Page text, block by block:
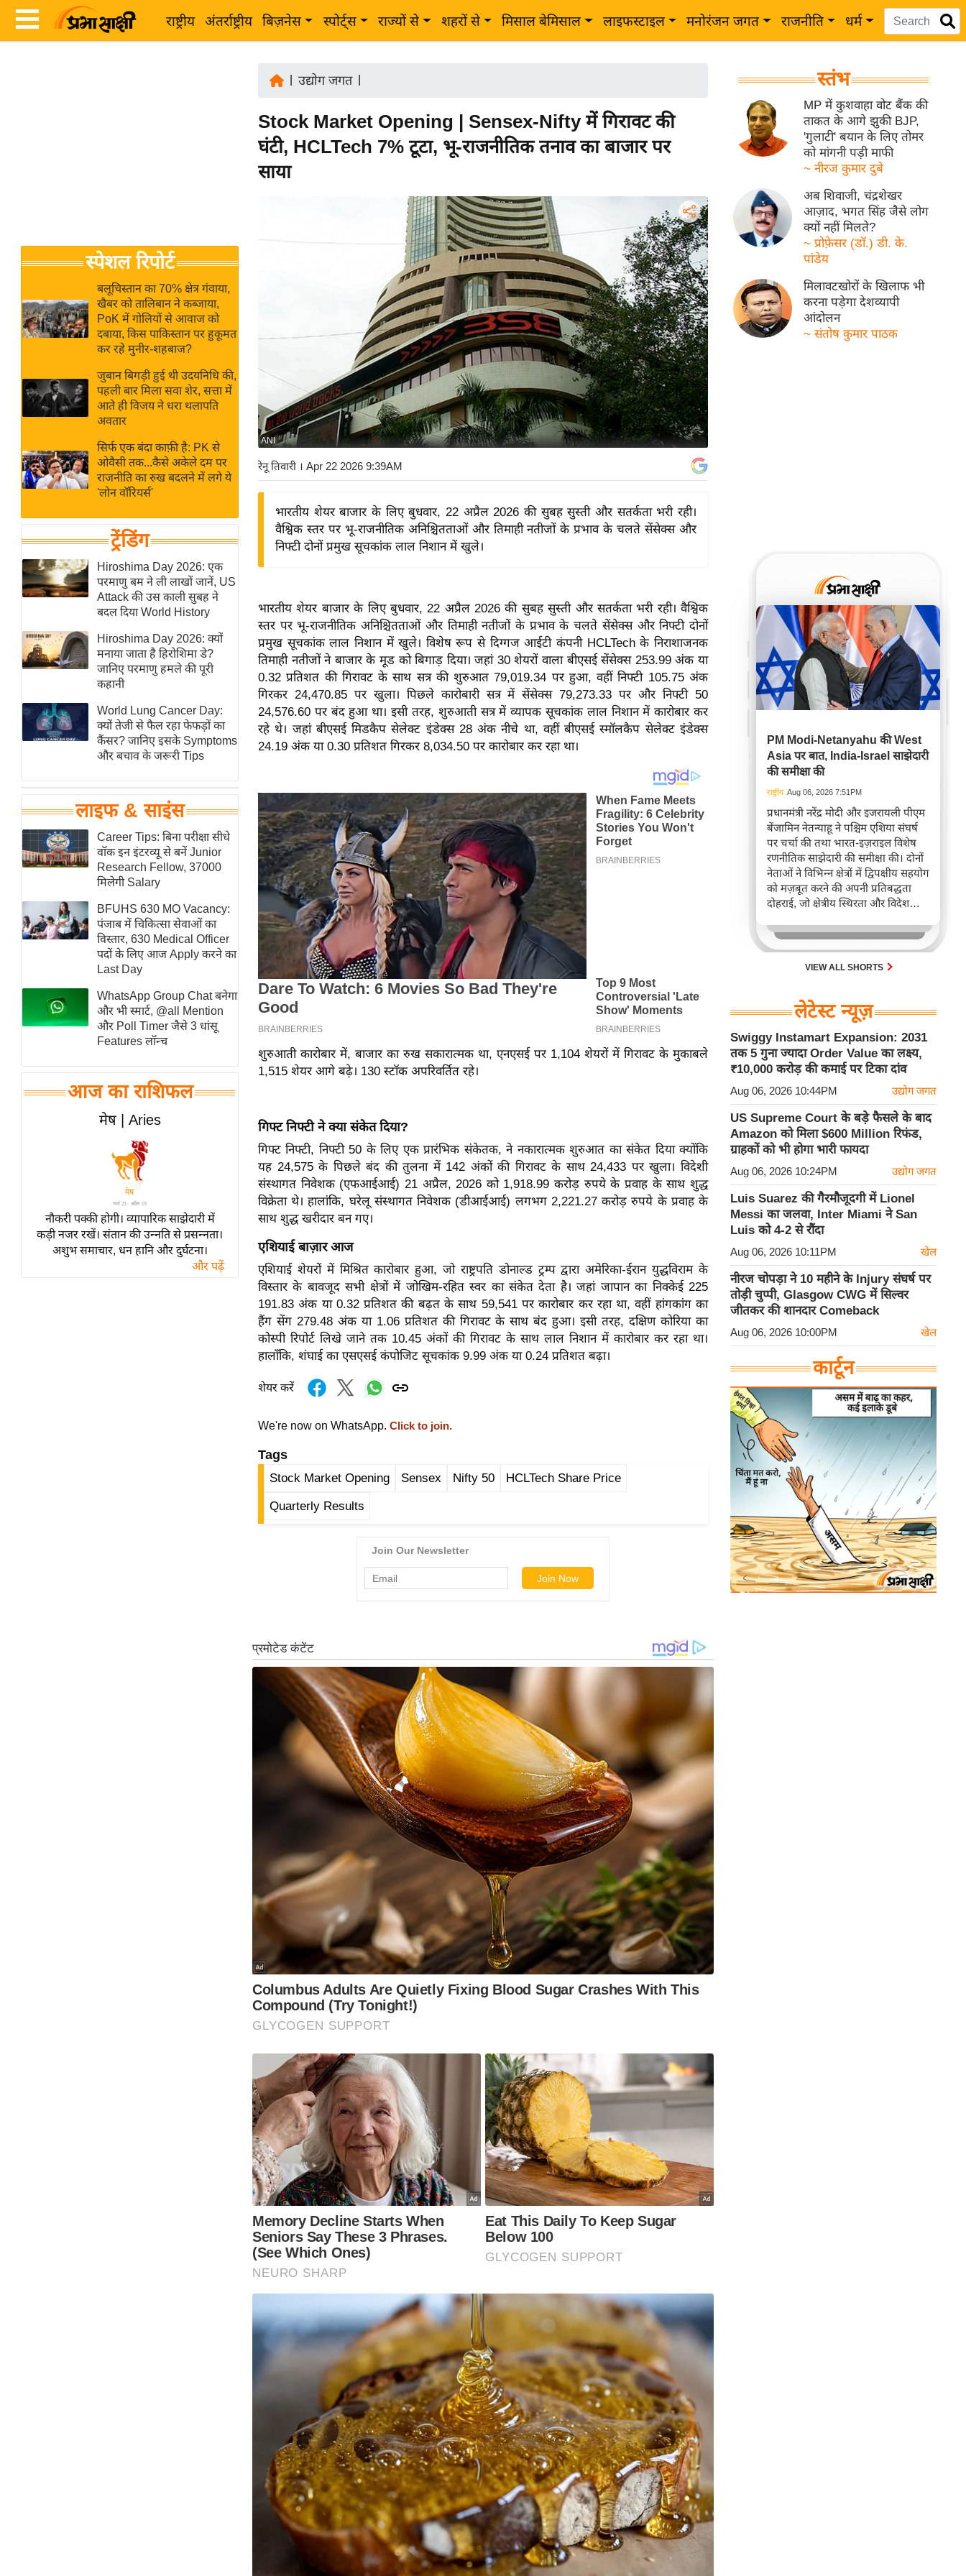
राष्ट्रीय अंतर्राष्ट्रीय बिज़नेस स्पोर्ट्स राज्यों से शहरों से मिसाल बेमिसाल लाइफस्टाइल मनोरंजन जगत राजनीति धर्म
Breaking
News in
Hindi
Hindi
Videos
जगत
राय
बजट
IPL
2026
ई-पेपर
मिसाल बेमिसाल
शख्सियत
यंग इंडिया
साहित्य जगत
ऑटो वर्ल्ड
न्यूज ब्रीफ
मनोरंजन जगत
बॉलीवुड
हॉलीवुड
फिल्म समीक्षा
News
लाइफस्टाइल
टेक्नॉलॉजी
ब्यूटी/फैशन
घरेलू नुस्खे
पर्यटन स्थल
फिटनेस मंत्रा
रिलेशनशिप
विश्लेषण
समसामयिक
मातृभूमि
स्तंभ
एम.
आर.
चाय पर
समीक्षा
व्रत
त्योहार
राशिफल
विशेष
स्पेशल रिपोर्ट
बलूचिस्तान का 70% क्षेत्र गंवाया,
खैबर को तालिबान ने कब्जाया,
PoK में गोलियों से आवाज को
दबाया, किस पाकिस्तान पर हुकूमत
कर रहे मुनीर-शहबाज?
जुबान बिगड़ी हुई थी उदयनिधि की,
पहली बार मिला सवा शेर, सत्ता में
आते ही विजय ने धरा थलापति
अवतार
सिर्फ एक बंदा काफ़ी है: PK से
ओवैसी तक...कैसे अकेले दम पर
राजनीति का रुख बदलने में लगे ये
'लोन वॉरियर्स'
ट्रेंडिंग
Hiroshima Day 2026: एक
परमाणु बम ने ली लाखों जानें, US
Attack की उस काली सुबह ने
बदल दिया World History
Hiroshima Day 2026: क्यों
मनाया जाता है हिरोशिमा डे?
जानिए परमाणु हमले की पूरी
कहानी
World Lung Cancer Day:
क्यों तेजी से फैल रहा फेफड़ों का
कैंसर? जानिए इसके Symptoms
और बचाव के जरूरी Tips
लाइफ & साइंस
Career Tips: बिना परीक्षा सीधे
वॉक इन इंटरव्यू से बनें Junior
Research Fellow, 37000
मिलेगी Salary
BFUHS 630 MO Vacancy:
पंजाब में चिकित्सा सेवाओं का
विस्तार, 630 Medical Officer
पदों के लिए आज Apply करने का
Last Day
WhatsApp Group Chat बनेगा
और भी स्मार्ट, @all Mention
और Poll Timer जैसे 3 धांसू
Features लॉन्च
आज का राशिफल
मेष | Aries
नौकरी पक्की होगी। व्यापारिक साझेदारी में
कड़ी नजर रखें। संतान की उन्नति से प्रसन्नता।
अशुभ समाचार, धन हानि और दुर्घटना।
और पढ़ें
उद्योग जगत|
Stock Market Opening | Sensex-Nifty में गिरावट की
घंटी, HCLTech 7% टूटा, भू-राजनीतिक तनाव का बाजार पर
साया
ANI
रेनू तिवारी । Apr 22 2026 9:39AM
भारतीय शेयर बाजार के लिए बुधवार, 22 अप्रैल 2026 की सुबह सुस्ती और सतर्कता भरी रही।
वैश्विक स्तर पर भू-राजनीतिक अनिश्चितताओं और तिमाही नतीजों के प्रभाव के चलते सेंसेक्स और
निफ्टी दोनों प्रमुख सूचकांक लाल निशान में खुले।
भारतीय शेयर बाजार के लिए बुधवार, 22 अप्रैल 2026 की सुबह सुस्ती और सतर्कता भरी रही। वैश्विक
स्तर पर भू-राजनीतिक अनिश्चितताओं और तिमाही नतीजों के प्रभाव के चलते सेंसेक्स और निफ्टी दोनों
प्रमुख सूचकांक लाल निशान में खुले। विशेष रूप से दिग्गज आईटी कंपनी HCLTech के निराशाजनक
तिमाही नतीजों ने बाजार के मूड को बिगाड़ दिया।जहां 30 शेयरों वाला बीएसई सेंसेक्स 253.99 अंक या
0.32 प्रतिशत की गिरावट के साथ सत्र की शुरुआत 79,019.34 पर हुआ, वहीं निफ्टी 105.75 अंक
गिरकर 24,470.85 पर खुला। पिछले कारोबारी सत्र में सेंसेक्स 79,273.33 पर और निफ्टी 50
24,576.60 पर बंद हुआ था। इसी तरह, शुरुआती सत्र में व्यापक सूचकांक लाल निशान में कारोबार कर
रहे थे। जहां बीएसई मिडकैप सेलेक्ट इंडेक्स 28 अंक नीचे था, वहीं बीएसई स्मॉलकैप सेलेक्ट इंडेक्स
24.19 अंक या 0.30 प्रतिशत गिरकर 8,034.50 पर कारोबार कर रहा था।
शुरुआती कारोबार में, बाजार का रुख सकारात्मक था, एनएसई पर 1,104 शेयरों में गिरावट के मुकाबले
1,515 शेयर आगे बढ़े। 130 स्टॉक अपरिवर्तित रहे।
गिफ्ट निफ्टी ने क्या संकेत दिया?
गिफ्ट निफ्टी, निफ्टी 50 के लिए एक प्रारंभिक संकेतक, ने नकारात्मक शुरुआत का संकेत दिया क्योंकि
यह 24,575 के पिछले बंद की तुलना में 142 अंकों की गिरावट के साथ 24,433 पर खुला। विदेशी
संस्थागत निवेशक (एफआईआई) 21 अप्रैल, 2026 को 1,918.99 करोड़ रुपये के प्रवाह के साथ शुद्ध
विक्रेता थे। हालांकि, घरेलू संस्थागत निवेशक (डीआईआई) लगभग 2,221.27 करोड़ रुपये के प्रवाह के
साथ शुद्ध खरीदार बन गए।
एशियाई बाज़ार आज
एशियाई शेयरों में मिश्रित कारोबार हुआ, जो राष्ट्रपति डोनाल्ड ट्रम्प द्वारा अमेरिका-ईरान युद्धविराम के
विस्तार के बावजूद सभी क्षेत्रों में जोखिम-रहित स्वर का संकेत देता है। जहां जापान का निक्केई 225
191.83 अंक या 0.32 प्रतिशत की बढ़त के साथ 59,541 पर कारोबार कर रहा था, वहीं हांगकांग का
हैंग सेंग 279.48 अंक या 1.06 प्रतिशत की गिरावट के साथ बंद हुआ। इसी तरह, दक्षिण कोरिया का
कोस्पी रिपोर्ट लिखे जाने तक 10.45 अंकों की गिरावट के साथ लाल निशान में कारोबार कर रहा था।
हालाँकि, शंघाई का एसएसई कंपोजिट सूचकांक 9.99 अंक या 0.24 प्रतिशत बढ़ा।
शेयर करें
We're now on WhatsApp. Click to join.
Tags
Stock Market Opening Sensex Nifty 50 HCLTech Share Price
Quarterly Results
स्तंभ
MP में कुशवाहा वोट बैंक की
ताकत के आगे झुकी BJP,
'गुलाटी' बयान के लिए तोमर
को मांगनी पड़ी माफी
~ नीरज कुमार दुबे
अब शिवाजी, चंद्रशेखर
आज़ाद, भगत सिंह जैसे लोग
क्यों नहीं मिलते?
~ प्रोफ़ेसर (डॉ.) डी. के.
पांडेय
मिलावटखोरों के खिलाफ भी
करना पड़ेगा देशव्यापी
आंदोलन
~ संतोष कुमार पाठक
PM Modi-Netanyahu की West
Asia पर बात, India-Israel साझेदारी
की समीक्षा की
राष्ट्रीय Aug 06, 2026 7:51PM
प्रधानमंत्री नरेंद्र मोदी और इजरायली पीएम
बेंजामिन नेतन्याहू ने पश्चिम एशिया संघर्ष
पर चर्चा की तथा भारत-इज़राइल विशेष
रणनीतिक साझेदारी की समीक्षा की। दोनों
नेताओं ने विभिन्न क्षेत्रों में द्विपक्षीय सहयोग
को मज़बूत करने की अपनी प्रतिबद्धता
दोहराई, जो क्षेत्रीय स्थिरता और विदेश
करता है।
VIEW ALL SHORTS
लेटेस्ट न्यूज़
Swiggy Instamart Expansion: 2031
तक 5 गुना ज्यादा Order Value का लक्ष्य,
₹10,000 करोड़ की कमाई पर टिका दांव
Aug 06, 2026 10:44PM उद्योग जगत
US Supreme Court के बड़े फैसले के बाद
Amazon को मिला $600 Million रिफंड,
ग्राहकों को भी होगा भारी फायदा
Aug 06, 2026 10:24PM उद्योग जगत
Luis Suarez की गैरमौजूदगी में Lionel
Messi का जलवा, Inter Miami ने San
Luis को 4-2 से रौंदा
Aug 06, 2026 10:11PM खेल
नीरज चोपड़ा ने 10 महीने के Injury संघर्ष पर
तोड़ी चुप्पी, Glasgow CWG में सिल्वर
जीतकर की शानदार Comeback
Aug 06, 2026 10:00PM खेल
कार्टून